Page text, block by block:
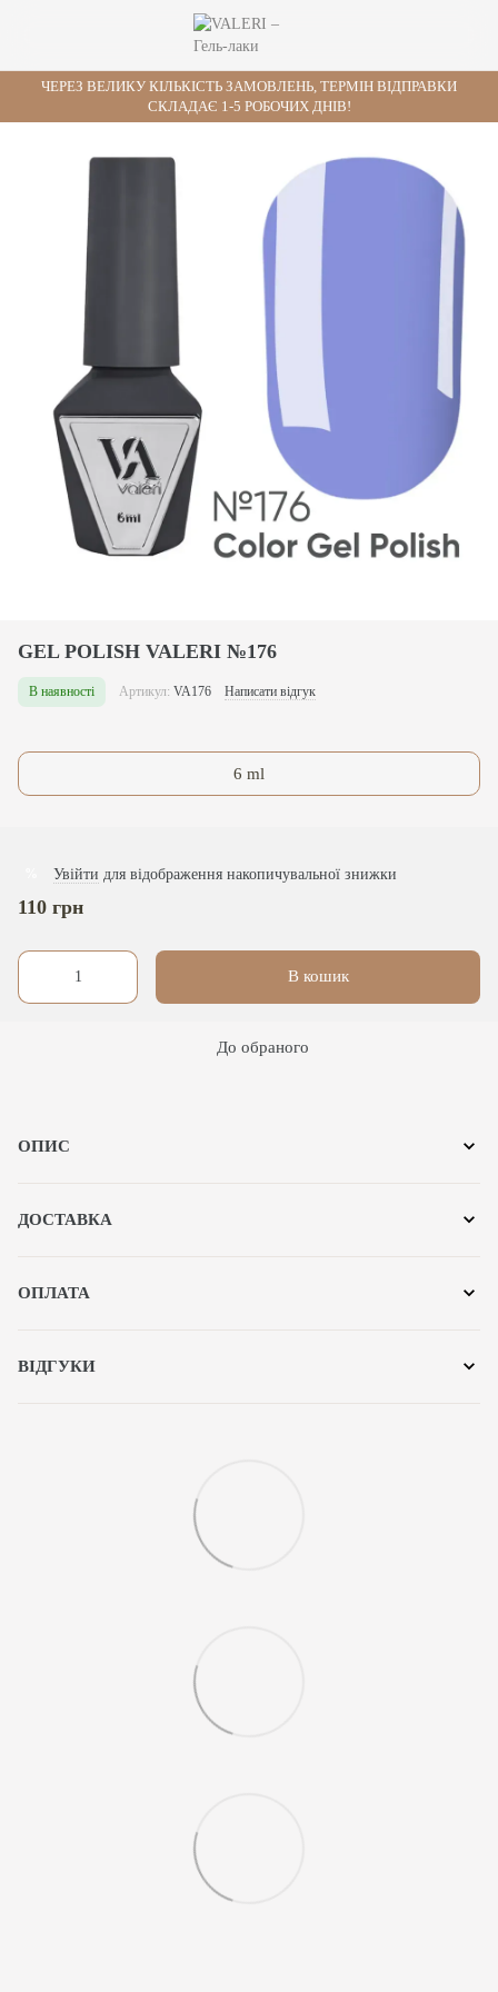
ЧЕРЕЗ ВЕЛИКУ КІЛЬКІСТЬ ЗАМОВЛЕНЬ, ТЕРМІН ВІДПРАВКИ
СКЛАДАЄ 1-5 РОБОЧИХ ДНІВ!
GEL POLISH VALERI №176
В наявності Артикул: VA176 Написати відгук
6 ml
110 грн
В кошик
Увійти для відображення накопичувальної знижки
До обраного
ОПИС
ДОСТАВКА
ОПЛАТА
ВІДГУКИ